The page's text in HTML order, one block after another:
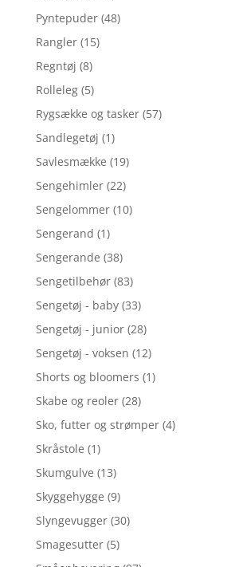
Pyntepuder (48)
Rangler (15)
Regntøj (8)
Rolleleg (5)
Rygsække og tasker (57)
Sandlegetøj (1)
Savlesmække (19)
Sengehimler (22)
Sengelommer (10)
Sengerand (1)
Sengerande (38)
Sengetilbehør (83)
Sengetøj - baby (33)
Sengetøj - junior (28)
Sengetøj - voksen (12)
Shorts og bloomers (1)
Skabe og reoler (28)
Sko, futter og strømper (4)
Skråstole (1)
Skumgulve (13)
Skyggehygge (9)
Slyngevugger (30)
Smagesutter (5)